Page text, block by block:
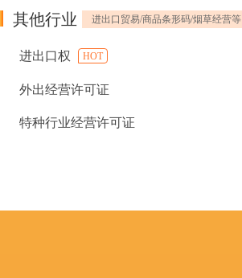
其他行业 进出口贸易/商品条形码/烟草经营等
进出口权 HOT
外出经营许可证
特种行业经营许可证